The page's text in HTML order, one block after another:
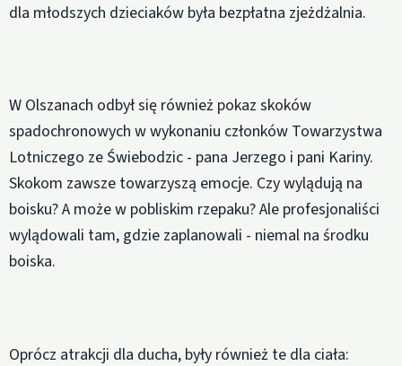
dla młodszych dzieciaków była bezpłatna zjeżdżalnia.
W Olszanach odbył się również pokaz skoków
spadochronowych w wykonaniu członków Towarzystwa
Lotniczego ze Świebodzic - pana Jerzego i pani Kariny.
Skokom zawsze towarzyszą emocje. Czy wylądują na
boisku? A może w pobliskim rzepaku? Ale profesjonaliści
wylądowali tam, gdzie zaplanowali - niemal na środku
boiska.
Oprócz atrakcji dla ducha, były również te dla ciała: